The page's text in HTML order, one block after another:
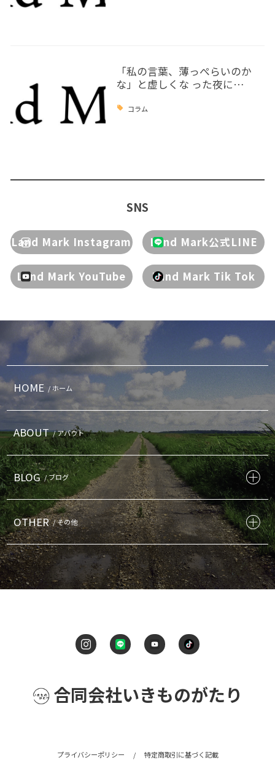
「私の言葉、薄っぺらいのか
な」と虚しくな った夜に…
コラム
SNS
Land Mark Instagram Land Mark公式LINE
Land Mark YouTube Land Mark Tik Tok
HOME / ホーム
ABOUT / アバウト
BLOG / ブログ
OTHER / その他
合同会社いきものがたり
プライバシーポリシー / 特定商取引に基づく記載